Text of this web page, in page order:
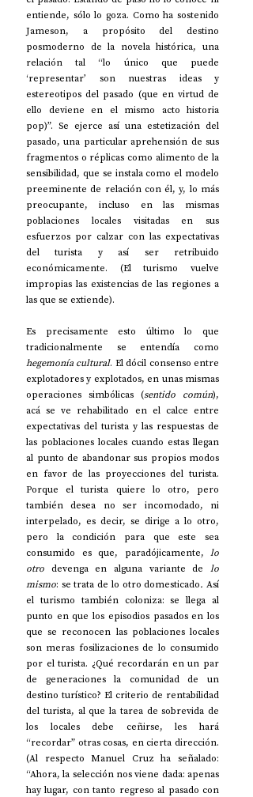
entiende, sólo lo goza. Como ha sostenido
Jameson, a propósito del destino
posmoderno de la novela histórica, una
relación tal “lo único que puede
‘representar’ son nuestras ideas y
estereotipos del pasado (que en virtud de
ello deviene en el mismo acto historia
pop)”. Se ejerce así una estetización del
pasado, una particular aprehensión de sus
fragmentos o réplicas como alimento de la
sensibilidad, que se instala como el modelo
preeminente de relación con él, y, lo más
preocupante, incluso en las mismas
poblaciones locales visitadas en sus
esfuerzos por calzar con las expectativas
del turista y así ser retribuido
económicamente. (El turismo vuelve
impropias las existencias de las regiones a
las que se extiende).
Es precisamente esto último lo que
hegemonía cultural. El dócil consenso entre
explotadores y explotados, en unas mismas
operaciones simbólicas (sentido común),
acá se ve rehabilitado en el calce entre
expectativas del turista y las respuestas de
las poblaciones locales cuando estas llegan
al punto de abandonar sus propios modos
en favor de las proyecciones del turista.
Porque el turista quiere lo otro, pero
también desea no ser incomodado, ni
interpelado, es decir, se dirige a lo otro,
pero la condición para que este sea
consumido es que, paradójicamente, lo
otro devenga en alguna variante de lo
mismo: se trata de lo otro domesticado. Así
el turismo también coloniza: se llega al
punto en que los episodios pasados en los
que se reconocen las poblaciones locales
son meras fosilizaciones de lo consumido
por el turista. ¿Qué recordarán en un par
de generaciones la comunidad de un
destino turístico? El criterio de rentabilidad
del turista, al que la tarea de sobrevida de
los locales debe ceñirse, les hará
“recordar” otras cosas, en cierta dirección.
(Al respecto Manuel Cruz ha señalado:
“Ahora, la selección nos viene dada: apenas
hay lugar, con tanto regreso al pasado con